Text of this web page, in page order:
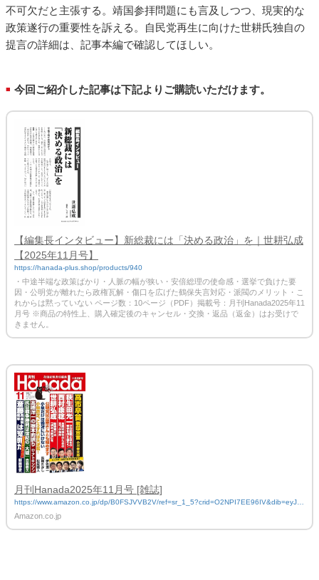
不可欠だと主張する。靖国参拝問題にも言及しつつ、現実的な
政策遂行の重要性を訴える。自民党再生に向けた世耕氏独自の
提言の詳細は、記事本編で確認してほしい。
■ 今回ご紹介した記事は下記よりご購読いただけます。
【編集長インタビュー】新総裁には「決める政治」を｜世耕弘成
【2025年11月号】
https://hanada-plus.shop/products/940
・中途半端な政策ばかり・人脈の幅が狭い・安倍総理の使命感・選挙で負けた要
因・公明党が離れたら政権瓦解・傷口を広げた鶴保失言対応・派閥のメリット・こ
れからは黙っていない ページ数：10ページ（PDF）掲載号：月刊Hanada2025年11
月号 ※商品の特性上、購入確定後のキャンセル・交換・返品（返金）はお受けで
きません。
月刊Hanada2025年11月号 [雑誌]
https://www.amazon.co.jp/dp/B0FSJVVB2V/ref=sr_1_5?crid=O2NPI7EE96IV&dib=eyJ2Ij
oiMSJ9.TpYNKHLa0mi5mF25u97_zNBuB6OEjtJXsrBXe_q_fI6l0BjbcdlJuvpS15I3CgHdf
qtuefJLQ1wRmTnaYgZwpac4nKKK5SI_Hm-aPsCJ9C5IdwezgpuaEl653iFkbr5HlxvxuK7
FT8nYn2-yNe_Up2aZHQtiU8yukkaOioMEQGmpaYoUPmHFM4q1eJtfLpKLAKBzWmh8W
Amazon.co.jp